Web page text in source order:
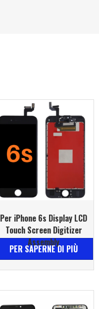
Per iPhone 6s Display LCD
Touch Screen Digitizer
Assembly
PER SAPERNE DI PIÙ